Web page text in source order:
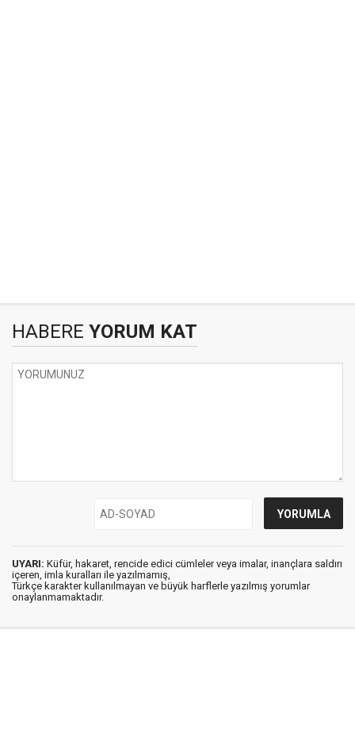
HABERE YORUM KAT
UYARI: Küfür, hakaret, rencide edici cümleler veya imalar, inançlara saldırı
içeren, imla kuralları ile yazılmamış,
Türkçe karakter kullanılmayan ve büyük harflerle yazılmış yorumlar
onaylanmamaktadır.